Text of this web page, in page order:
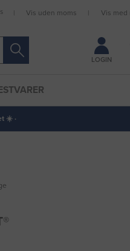
Forbliv logget
Vis uden moms Vis med
LOGIN
☀️ ·